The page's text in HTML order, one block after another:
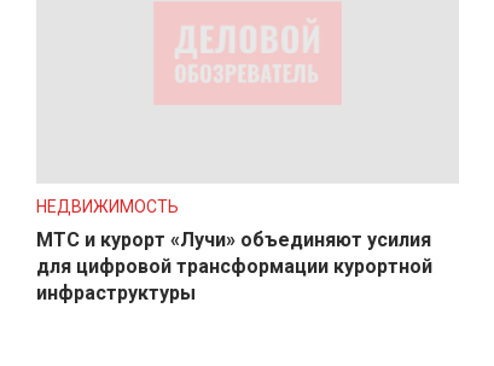
НЕДВИЖИМОСТЬ
МТС и курорт «Лучи» объединяют усилия
для цифровой трансформации курортной
инфраструктуры